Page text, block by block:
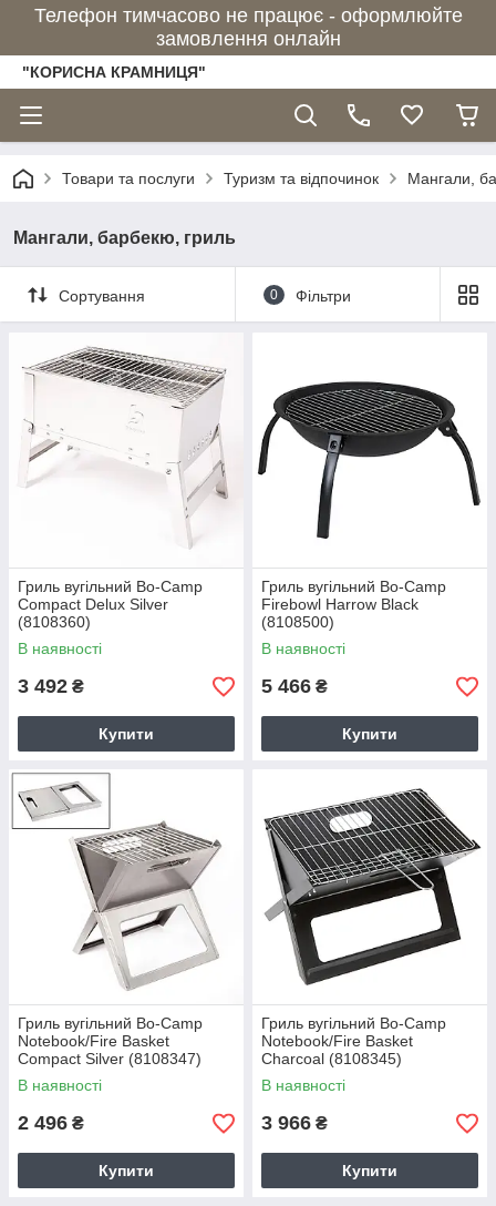
Телефон тимчасово не працює - оформлюйте
замовлення онлайн
"КОРИСНА КРАМНИЦЯ"
Товари та послуги Туризм та відпочинок Мангали,
Мангали, барбекю, гриль
Сортування 0 Фільтри
Гриль вугільний Bo-Camp
Compact Delux Silver
(8108360)
В наявності
3 492 ₴
Купити
Гриль вугільний Bo-Camp
Firebowl Harrow Black
(8108500)
В наявності
5 466 ₴
Купити
Гриль вугільний Bo-Camp
Notebook/Fire Basket
Compact Silver (8108347)
В наявності
2 496 ₴
Купити
Гриль вугільний Bo-Camp
Notebook/Fire Basket
Charcoal (8108345)
В наявності
3 966 ₴
Купити